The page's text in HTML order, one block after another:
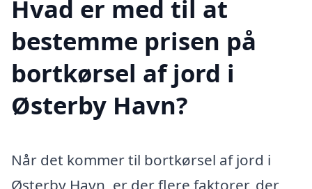
Hvad er med til at
bestemme prisen på
bortkørsel af jord i
Østerby Havn?
Når det kommer til bortkørsel af jord i
Østerby Havn, er der flere faktorer, der